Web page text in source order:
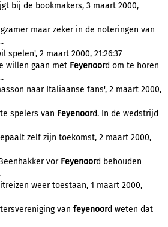
bij de bookmakers, 3 maart 2000,
maar zeker in de noteringen van
spelen', 2 maart 2000, 21:26:37
willen gaan met Feyenoord om te horen
naar Italiaanse fans', 2 maart 2000,
spelers van Feyenoord. In de wedstrijd
zelf zijn toekomst, 2 maart 2000,
vor Feyenoord behouden
weer toestaan, 1 maart 2000,
van feyenoord weten dat